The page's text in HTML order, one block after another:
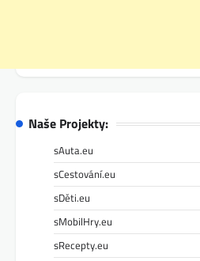
Naše Projekty:
sAuta.eu
sCestování.eu
sDěti.eu
sMobilHry.eu
sRecepty.eu